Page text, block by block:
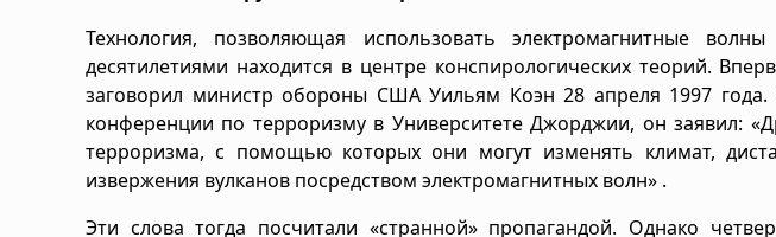
Технология, позволяющая использовать электромагнитные
десятилетиями находится в центре конспирологических теорий.
заговорил министр обороны США Уильям Коэн 28 апреля 1997
конференции по терроризму в Университете Джорджии, он заявил:
терроризма, с помощью которых они могут изменять климат,
извержения вулканов посредством электромагнитных волн» .
Эти слова тогда посчитали «странной» пропагандой. Однако